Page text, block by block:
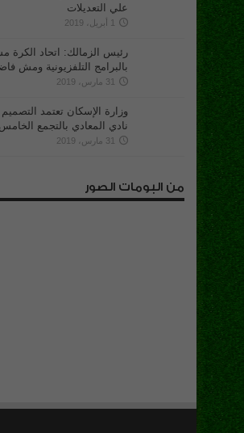
علي التعديلات
1 أبريل، 2019
رئيس الزمالك: اتحاد الكرة
بالبرامج التلفزيونية ومش
31 مارس، 2019
وزارة الإسكان تعتمد
نادي المعادي بالتجمع الخامس
31 مارس، 2019
من البومات الصور